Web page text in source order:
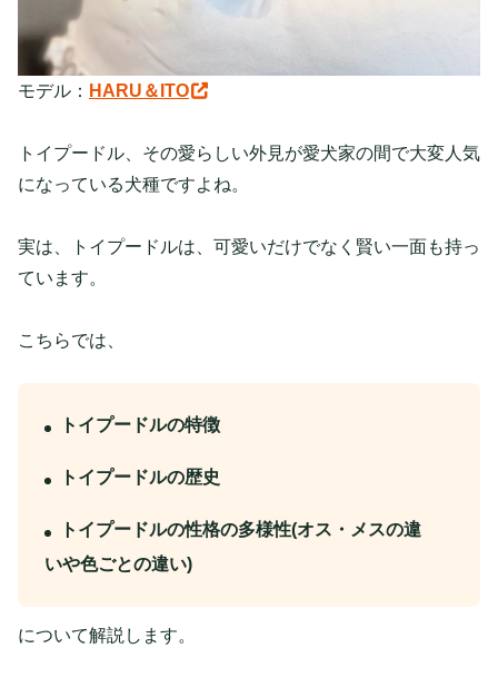
モデル： HARU＆ITO
トイプードル、その愛らしい外見が愛犬家の間で大変人気
になっている犬種ですよね。
実は、トイプードルは、可愛いだけでなく賢い一面も持っ
ています。
こちらでは、
トイプードルの特徴
トイプードルの歴史
トイプードルの性格の多様性(オス・メスの違
いや色ごとの違い)
について解説します。